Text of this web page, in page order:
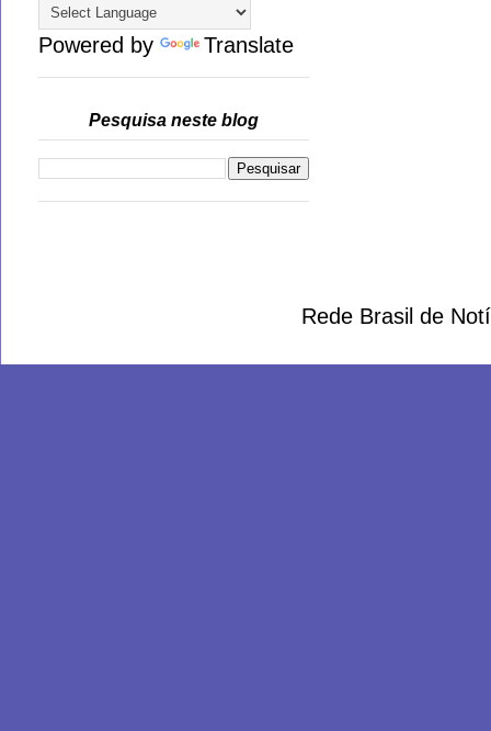
Powered by Translate
Pesquisa neste blog
Rede Brasil de